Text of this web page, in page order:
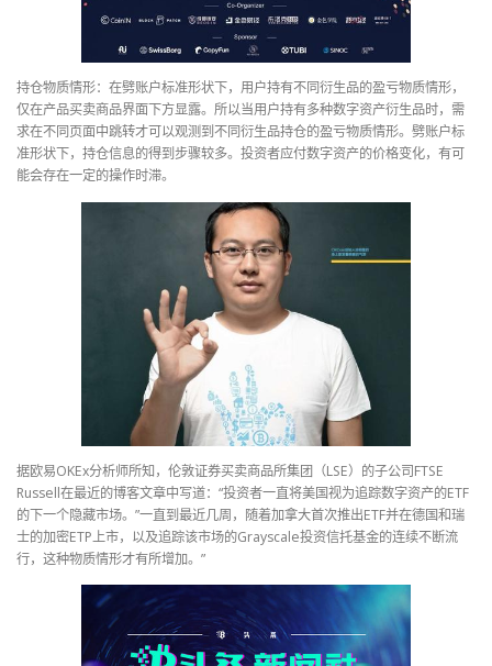
持仓物质情形：在劈账户标准形状下，用户持有不同衍生品的盈亏物质情形，
仅在产品买卖商品界面下方显露。所以当用户持有多种数字资产衍生品时，需
求在不同页面中跳转才可以观测到不同衍生品持仓的盈亏物质情形。劈账户标
准形状下，持仓信息的得到步骤较多。投资者应付数字资产的价格变化，有可
能会存在一定的操作时滞。
据欧易OKEx分析师所知，伦敦证券买卖商品所集团（LSE）的子公司FTSE
Russell在最近的博客文章中写道：“投资者一直将美国视为追踪数字资产的ETF
的下一个隐藏市场。”一直到最近几周，随着加拿大首次推出ETF并在德国和瑞
士的加密ETP上市，以及追踪该市场的Grayscale投资信托基金的连续不断流
行，这种物质情形才有所增加。”